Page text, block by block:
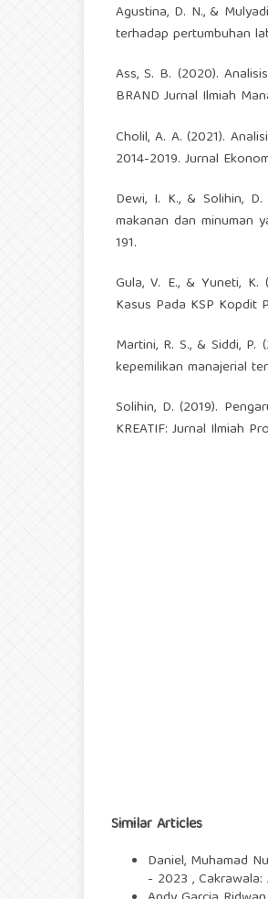
Agustina, D. N., &
terhadap pertumbuhan
Ass, S. B. (2020).
BRAND Jurnal Ilmiah
Cholil, A. A. (2021).
2014-2019. Jurnal
Dewi, I. K., & Solihin,
makanan dan minuman
191.
Gula, V. E., & Yuneti,
Kasus Pada KSP Kopdit
Martini, R. S., & Siddi,
kepemilikan manajerial
Solihin, D. (2019).
KREATIF: Jurnal Ilmiah
Similar Articles
Daniel, Muhamad
- 2023 ,